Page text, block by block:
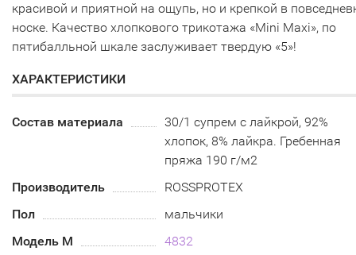
красивой и приятной на ощупь, но и крепкой в
носке. Качество хлопкового трикотажа «Mini Maxi», по
пятибалльной шкале заслуживает твердую «5»!
ХАРАКТЕРИСТИКИ
Состав материала
30/1 супрем с лайкрой, 92%
хлопок, 8% лайкра. Гребенная
пряжа 190 г/м2
Производитель
ROSSPROTEX
Пол
мальчики
Модель М
4832